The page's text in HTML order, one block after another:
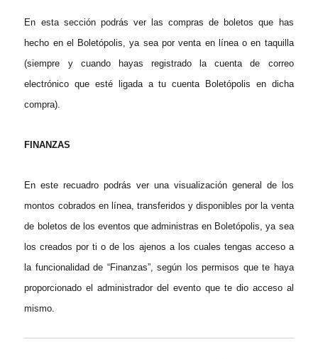
En esta sección podrás ver las compras de boletos que has
hecho en el Boletópolis, ya sea por venta en línea o en taquilla
(siempre y cuando hayas registrado la cuenta de correo
electrónico que esté ligada a tu cuenta Boletópolis en dicha
compra).
FINANZAS
En este recuadro podrás ver una visualización general de los
montos cobrados en línea, transferidos y disponibles por la venta
de boletos de los eventos que administras en Boletópolis, ya sea
los creados por ti o de los ajenos a los cuales tengas acceso a
la funcionalidad de “Finanzas”, según los permisos que te haya
proporcionado el administrador del evento que te dio acceso al
mismo.